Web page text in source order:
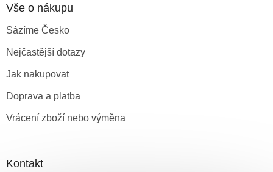
Vše o nákupu
Sázíme Česko
Nejčastější dotazy
Jak nakupovat
Doprava a platba
Vrácení zboží nebo výměna
Kontakt